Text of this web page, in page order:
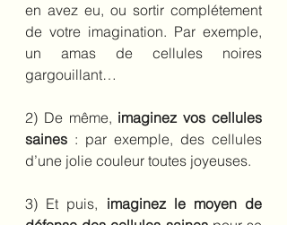
en avez eu, ou sortir complétement
de votre imagination. Par exemple,
un amas de cellules noires
gargouillant…
2) De même, imaginez vos cellules
saines : par exemple, des cellules
d’une jolie couleur toutes joyeuses.
3) Et puis, imaginez le moyen de